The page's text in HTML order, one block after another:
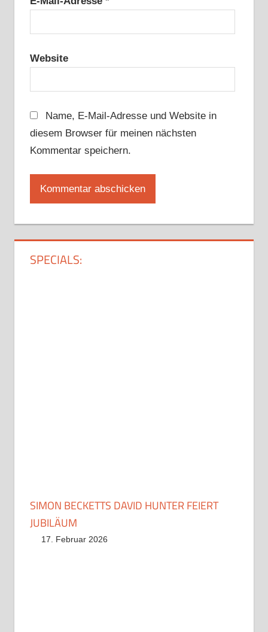
Website
Name, E-Mail-Adresse und Website in
diesem Browser für meinen nächsten
Kommentar speichern.
SPECIALS:
SIMON BECKETTS DAVID HUNTER FEIERT
JUBILÄUM
17. Februar 2026